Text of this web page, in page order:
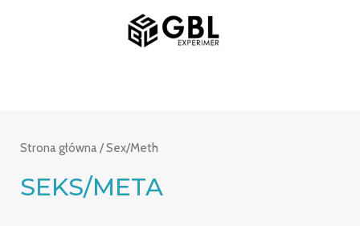
MENU
GŁÓWNE
Strona główna/ Sex/Meth
SEKS/META